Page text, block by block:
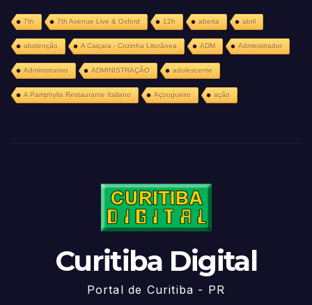
7th 7th Avenue Live & Oxford 12h aberta abril
abstenção A Caiçara - Cozinha Litorânea ADM Administrador
Administrativo ADMINISTRAÇÃO adolescente
A Pamphylia Restaurante Italiano Açougueiro ação
Curitiba Digital
Portal de Curitiba - PR